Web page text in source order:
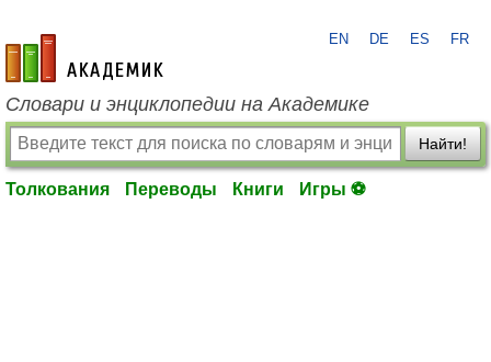
academic.ru
EN DE ES FR
Словари и энциклопедии на Академике
Найти!
Толкования Переводы Книги Игры ⚽